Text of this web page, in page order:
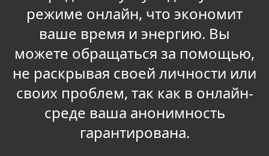
режиме онлайн, что экономит
ваше время и энергию. Вы
можете обращаться за помощью,
не раскрывая своей личности или
своих проблем, так как в онлайн-
среде ваша анонимность
гарантирована.